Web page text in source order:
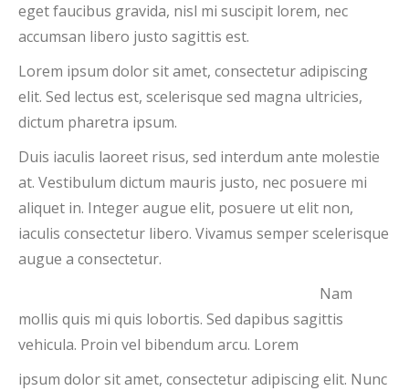
eget faucibus gravida, nisl mi suscipit lorem, nec
accumsan libero justo sagittis est.
Lorem ipsum dolor sit amet, consectetur adipiscing
elit. Sed lectus est, scelerisque sed magna ultricies,
dictum pharetra ipsum.
Duis iaculis laoreet risus, sed interdum ante molestie
at. Vestibulum dictum mauris justo, nec posuere mi
aliquet in. Integer augue elit, posuere ut elit non,
iaculis consectetur libero. Vivamus semper scelerisque
augue a consectetur.
Nam
mollis quis mi quis lobortis. Sed dapibus sagittis
vehicula. Proin vel bibendum arcu. Lorem
ipsum dolor sit amet, consectetur adipiscing elit. Nunc